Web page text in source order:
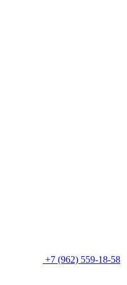
+7 (962) 559-18-58